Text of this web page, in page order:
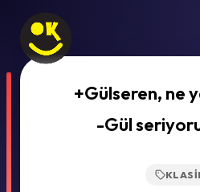
+Gülseren, ne
-Gül